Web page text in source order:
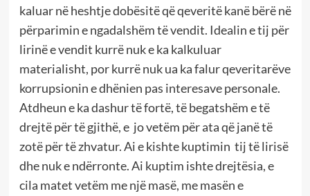
kaluar në heshtje dobësitë që qeveritë kanë bërë në
përparimin e ngadalshëm të vendit. Idealin e tij për
lirinë e vendit kurrë nuk e ka kalkuluar
materialisht, por kurrë nuk ua ka falur qeveritarëve
korrupsionin e dhënien pas interesave personale.
Atdheun e ka dashur të fortë, të begatshëm e të
drejtë për të gjithë, e jo vetëm për ata që janë të
zotë për të zhvatur. Ai e kishte kuptimin tij të lirisë
dhe nuk e ndërronte. Ai kuptim ishte drejtësia, e
cila matet vetëm me një masë, me masën e